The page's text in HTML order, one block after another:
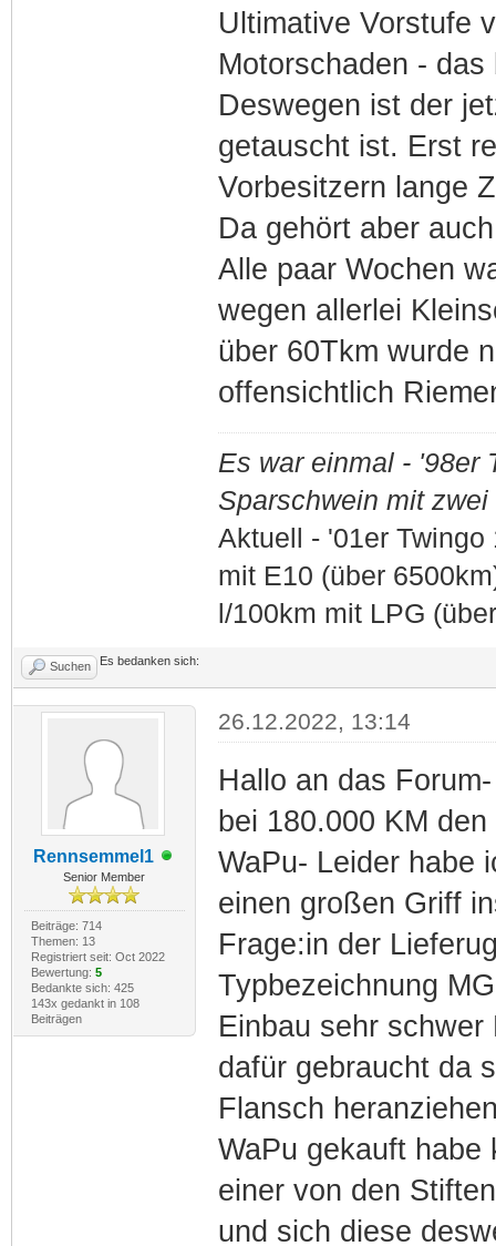
Ultimative Vorstufe
Motorschaden -
Deswegen ist der
getauscht ist. Erst
Vorbesitzern lange
Da gehört aber
Alle paar Wochen
wegen allerlei
über 60Tkm wurde
offensichtlich
Es war einmal - '98er
Sparschwein mit
Aktuell - '01er
mit E10 (über
l/100km mit LPG
Suchen Es bedanken sich:
Rennsemmel1
Senior Member
Beiträge: 714
Themen: 13
Registriert seit: Oct 2022
Bewertung: 5
Bedankte sich: 425
143x gedankt in 108
Beiträgen
26.12.2022, 13:14
Hallo an das
bei 180.000 KM
WaPu- Leider habe
einen großen Griff
Frage:in der
Typbezeichnung
Einbau sehr
dafür gebraucht da
Flansch
WaPu gekauft habe
einer von den
und sich diese